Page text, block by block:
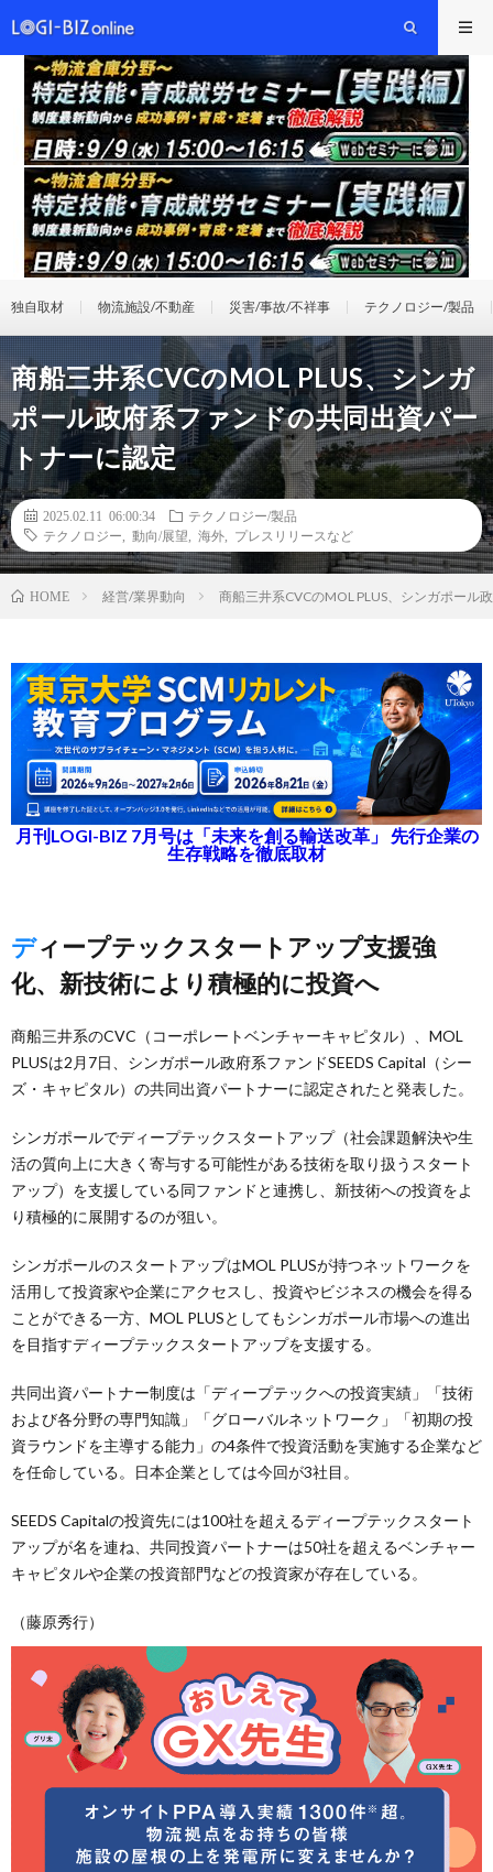
独自取材 物流施設/不動産 災害/事故/不祥事 テクノロジー/製品
商船三井系CVCのMOL PLUS、シンガ
ポール政府系ファンドの共同出資パー
トナーに認定
2025.02.11 06:00:34
テクノロジー/製品
テクノロジー
動向/展望 海外 プレスリリースなど
HOME 経営/業界動向 商船三井系CVCのMOL PLUS、シンガポール
月刊LOGI-BIZ 7月号は「未来を創る輸送改革」 先行企業の
生存戦略を徹底取材
ディープテックスタートアップ支援強
化、新技術により積極的に投資へ
商船三井系のCVC（コーポレートベンチャーキャピタル）、MOL
PLUSは2月7日、シンガポール政府系ファンドSEEDS Capital（シー
ズ・キャピタル）の共同出資パートナーに認定されたと発表した。
シンガポールでディープテックスタートアップ（社会課題解決や生
活の質向上に大きく寄与する可能性がある技術を取り扱うスタート
アップ）を支援している同ファンドと連携し、新技術への投資をよ
り積極的に展開するのが狙い。
シンガポールのスタートアップはMOL PLUSが持つネットワークを
活用して投資家や企業にアクセスし、投資やビジネスの機会を得る
ことができる一方、MOL PLUSとしてもシンガポール市場への進出
を目指すディープテックスタートアップを支援する。
共同出資パートナー制度は「ディープテックへの投資実績」「技術
および各分野の専門知識」「グローバルネットワーク」「初期の投
資ラウンドを主導する能力」の4条件で投資活動を実施する企業など
を任命している。日本企業としては今回が3社目。
SEEDS Capitalの投資先には100社を超えるディープテックスタート
アップが名を連ね、共同投資パートナーは50社を超えるベンチャー
キャピタルや企業の投資部門などの投資家が存在している。
（藤原秀行）